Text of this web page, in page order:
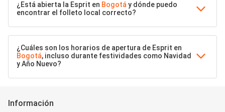
¿Está abierta la Esprit en Bogotá y dónde puedo
encontrar el folleto local correcto?
¿Cuáles son los horarios de apertura de Esprit en
Bogotá, incluso durante festividades como Navidad
y Año Nuevo?
Información